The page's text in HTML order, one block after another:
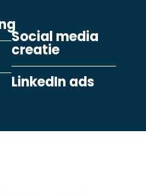
Social media
creatie
LinkedIn ads